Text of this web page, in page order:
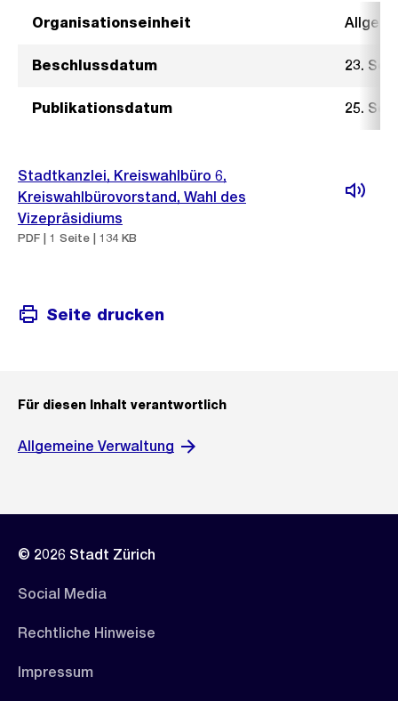
Organisationseinheit
Beschlussdatum 23.
Publikationsdatum 25.
Stadtkanzlei, Kreiswahlbüro 6,
Kreiswahlbürovorstand, Wahl des
Vizepräsidiums
PDF | 1 Seite | 134 KB
Seite drucken
Für diesen Inhalt verantwortlich
Allgemeine Verwaltung
© 2026 Stadt Zürich
Social Media
Rechtliche Hinweise
Impressum